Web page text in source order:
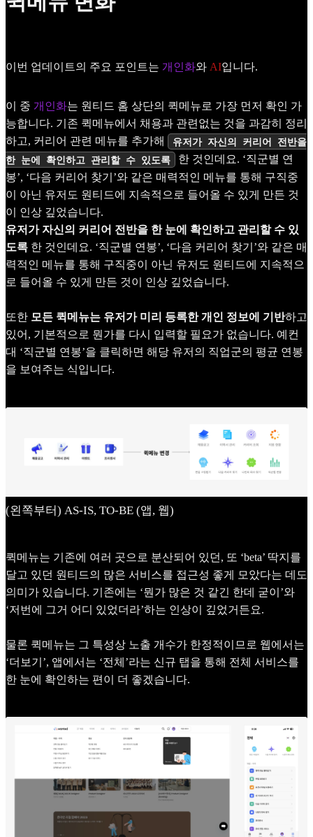
이번 업데이트의 주요 포인트는 개인화와 AI입니다.
이 중 개인화는 원티드 홈 상단의 퀵메뉴로 가장 먼저 확인 가
능합니다. 기존 퀵메뉴에서 채용과 관련없는 것을 과감히 정리
하고, 커리어 관련 메뉴를 추가해
유저가 자신의 커리어 전반을
한 눈에 확인하고 관리할 수 있도록
한 것인데요. ‘직군별 연
봉’, ‘다음 커리어 찾기’와 같은 매력적인 메뉴를 통해 구직중
이 아닌 유저도 원티드에 지속적으로 들어올 수 있게 만든 것
이 인상 깊었습니다.
유저가 자신의 커리어 전반을 한 눈에 확인하고 관리할 수 있
도록 한 것인데요. ‘직군별 연봉’, ‘다음 커리어 찾기’와 같은 매
력적인 메뉴를 통해 구직중이 아닌 유저도 원티드에 지속적으
로 들어올 수 있게 만든 것이 인상 깊었습니다.
또한 모든 퀵메뉴는 유저가 미리 등록한 개인 정보에 기반하고
있어, 기본적으로 뭔가를 다시 입력할 필요가 없습니다. 예컨
대 ‘직군별 연봉’을 클릭하면 해당 유저의 직업군의 평균 연봉
을 보여주는 식입니다.
(왼쪽부터) AS-IS, TO-BE (앱, 웹)
퀵메뉴는 기존에 여러 곳으로 분산되어 있던, 또 ‘beta’ 딱지를
달고 있던 원티드의 많은 서비스를 접근성 좋게 모았다는 데도
의미가 있습니다. 기존에는 ‘뭔가 많은 것 같긴 한데 굳이’와
‘저번에 그거 어디 있었더라’하는 인상이 깊었거든요.
물론 퀵메뉴는 그 특성상 노출 개수가 한정적이므로 웹에서는
‘더보기’, 앱에서는 ‘전체’라는 신규 탭을 통해 전체 서비스를
한 눈에 확인하는 편이 더 좋겠습니다.